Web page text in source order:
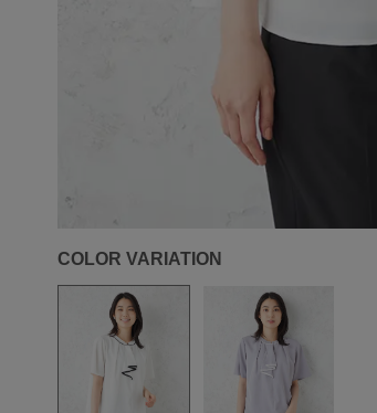
COLOR VARIATION